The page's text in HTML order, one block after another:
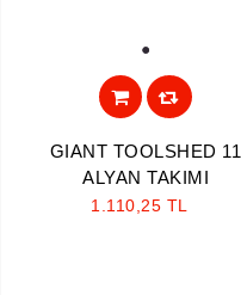
GIANT TOOLSHED 11
ALYAN TAKIMI
1.110,25 TL